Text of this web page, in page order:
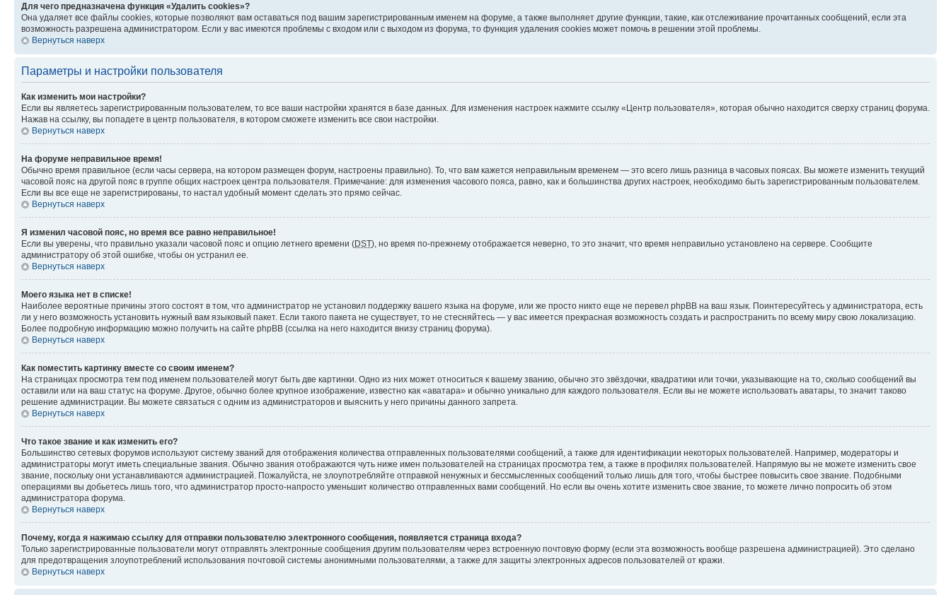
Для чего предназначена функция «Удалить cookies»?
Она удаляет все файлы cookies, которые позволяют вам оставаться под вашим зарегистрированным именем на форуме, а также выполняет другие функции, такие, как отслеживание прочитанных сообщений, если эта
возможность разрешена администратором. Если у вас имеются проблемы с входом или с выходом из форума, то функция удаления cookies может помочь в решении этой проблемы.
Вернуться наверх
Параметры и настройки пользователя
Как изменить мои настройки?
Если вы являетесь зарегистрированным пользователем, то все ваши настройки хранятся в базе данных. Для изменения настроек нажмите ссылку «Центр пользователя», которая обычно находится сверху страниц форума.
Нажав на ссылку, вы попадете в центр пользователя, в котором сможете изменить все свои настройки.
Вернуться наверх
На форуме неправильное время!
Обычно время правильное (если часы сервера, на котором размещен форум, настроены правильно). То, что вам кажется неправильным временем — это всего лишь разница в часовых поясах. Вы можете изменить текущий
часовой пояс на другой пояс в группе общих настроек центра пользователя. Примечание: для изменения часового пояса, равно, как и большинства других настроек, необходимо быть зарегистрированным пользователем.
Если вы все еще не зарегистрированы, то настал удобный момент сделать это прямо сейчас.
Вернуться наверх
Я изменил часовой пояс, но время все равно неправильное!
Если вы уверены, что правильно указали часовой пояс и опцию летнего времени (DST), но время по-прежнему отображается неверно, то это значит, что время неправильно установлено на сервере. Сообщите
администратору об этой ошибке, чтобы он устранил ее.
Вернуться наверх
Моего языка нет в списке!
Наиболее вероятные причины этого состоят в том, что администратор не установил поддержку вашего языка на форуме, или же просто никто еще не перевел phpBB на ваш язык. Поинтересуйтесь у администратора, есть
ли у него возможность установить нужный вам языковый пакет. Если такого пакета не существует, то не стесняйтесь — у вас имеется прекрасная возможность создать и распространить по всему миру свою локализацию.
Более подробную информацию можно получить на сайте phpBB (ссылка на него находится внизу страниц форума).
Вернуться наверх
Как поместить картинку вместе со своим именем?
На страницах просмотра тем под именем пользователей могут быть две картинки. Одно из них может относиться к вашему званию, обычно это звёздочки, квадратики или точки, указывающие на то, сколько сообщений вы
оставили или на ваш статус на форуме. Другое, обычно более крупное изображение, известно как «аватара» и обычно уникально для каждого пользователя. Если вы не можете использовать аватары, то значит таково
решение администрации. Вы можете связаться с одним из администраторов и выяснить у него причины данного запрета.
Вернуться наверх
Что такое звание и как изменить его?
Большинство сетевых форумов используют систему званий для отображения количества отправленных пользователями сообщений, а также для идентификации некоторых пользователей. Например, модераторы и
администраторы могут иметь специальные звания. Обычно звания отображаются чуть ниже имен пользователей на страницах просмотра тем, а также в профилях пользователей. Напрямую вы не можете изменить свое
звание, поскольку они устанавливаются администрацией. Пожалуйста, не злоупотребляйте отправкой ненужных и бессмысленных сообщений только лишь для того, чтобы быстрее повысить свое звание. Подобными
операциями вы добьетесь лишь того, что администратор просто-напросто уменьшит количество отправленных вами сообщений. Но если вы очень хотите изменить свое звание, то можете лично попросить об этом
администратора форума.
Вернуться наверх
Почему, когда я нажимаю ссылку для отправки пользователю электронного сообщения, появляется страница входа?
Только зарегистрированные пользователи могут отправлять электронные сообщения другим пользователям через встроенную почтовую форму (если эта возможность вообще разрешена администрацией). Это сделано
для предотвращения злоупотреблений использования почтовой системы анонимными пользователями, а также для защиты электронных адресов пользователей от кражи.
Вернуться наверх